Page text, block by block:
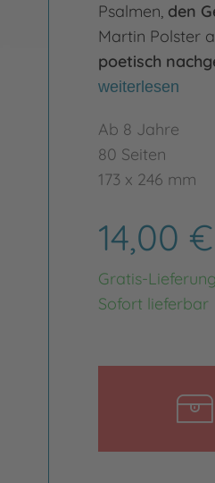
Psalmen, den
Martin Polster
poetisch
weiterlesen
Ab 8 Jahre
80 Seiten
173 x 246 mm
14,00 €
Gratis-
Sofort lieferbar